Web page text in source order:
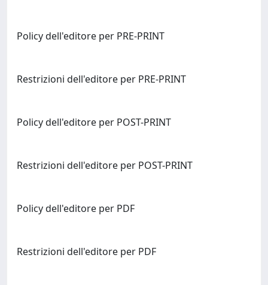
Policy dell'editore per PRE-PRINT
Restrizioni dell'editore per PRE-PRINT
Policy dell'editore per POST-PRINT
Restrizioni dell'editore per POST-PRINT
Policy dell'editore per PDF
Restrizioni dell'editore per PDF